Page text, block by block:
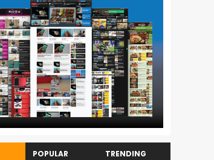
POPULAR TRENDING